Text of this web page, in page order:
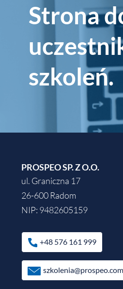
Strona
szkoleń.
PROSPEO SP. Z O.O.
ul. Graniczna 17
26-600 Radom
NIP: 9482605159
+48 576 161 999